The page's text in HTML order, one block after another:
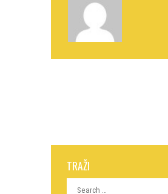
TRAŽI